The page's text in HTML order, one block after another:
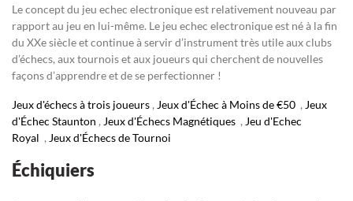
Le concept du jeu echec electronique est relativement nouveau par
rapport au jeu en lui-même. Le jeu echec electronique est né à la fin
du XXe siècle et continue à servir d’instrument très utile aux clubs
d’échecs, aux tournois et aux joueurs qui cherchent de nouvelles
façons d’apprendre et de se perfectionner !
Jeux d'échecs à trois joueurs , Jeux d'Échec à Moins de €50 , Jeux
d'Échec Staunton , Jeux d'Échecs Magnétiques , Jeu d'Echec
Royal , Jeux d'Échecs de Tournoi
Échiquiers